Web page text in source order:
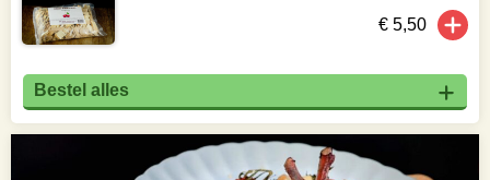
€ 5,50
Bestel alles